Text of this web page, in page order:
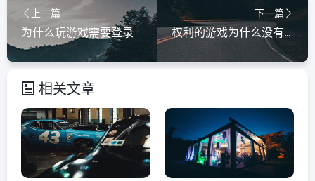
上一篇
为什么玩游戏需要登录
下一篇
权利的游戏为什么没有版权
相关文章